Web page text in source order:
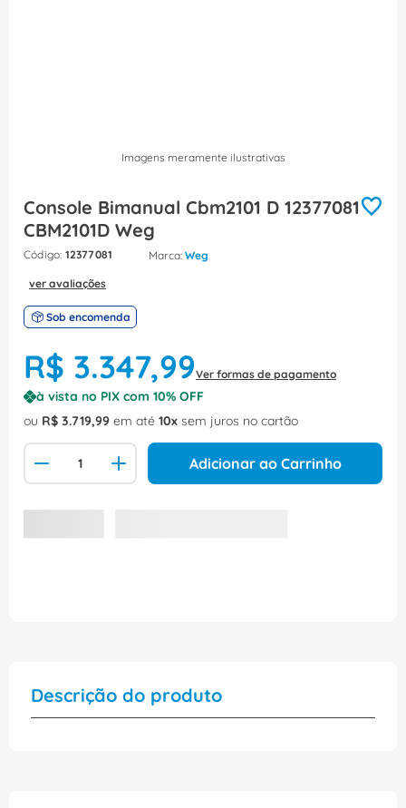
Imagens meramente ilustrativas
Console Bimanual Cbm2101 D 12377081
CBM2101D Weg
: 12377081 Weg
ver avaliações
Sob encomenda
R$ 3.347,99Ver formas de pagamento
à vista no PIX com 10% OFF
ou R$ 3.719,99 em até 10 sem juros no cartão
Adicionar ao Carrinho
Descrição do produto